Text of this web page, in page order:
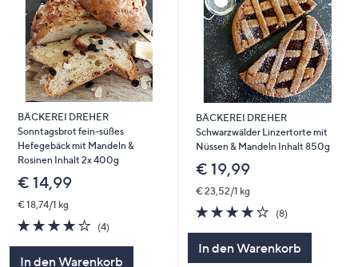
BÄCKEREI DREHER
Sonntagsbrot fein-süßes
Hefegebäck mit Mandeln &
Rosinen Inhalt 2x 400g
€ 14,99
€ 18,74/1 kg
4.0
von
(4)4
In den Warenkorb
BÄCKEREI DREHER
Schwarzwälder Linzertorte mit
Nüssen & Mandeln Inhalt 850g
€ 19,99
€ 23,52/1 kg
3.8
von
(8)8
In den Warenkorb